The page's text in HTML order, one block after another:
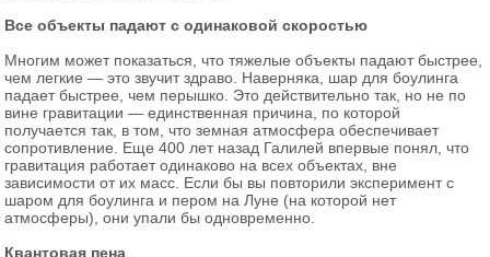
Все объекты падают с одинаковой скоростью
Многим может показаться, что тяжелые объекты падают быстрее,
чем легкие — это звучит здраво. Наверняка, шар для боулинга
падает быстрее, чем перышко. Это действительно так, но не по
вине гравитации — единственная причина, по которой
получается так, в том, что земная атмосфера обеспечивает
сопротивление. Еще 400 лет назад Галилей впервые понял, что
гравитация работает одинаково на всех объектах, вне
зависимости от их масс. Если бы вы повторили эксперимент с
шаром для боулинга и пером на Луне (на которой нет
атмосферы), они упали бы одновременно.
Квантовая пена